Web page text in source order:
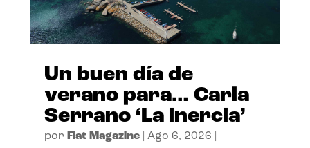
Un buen día de
verano para… Carla
Serrano ‘La inercia’
por Flat Magazine| Ago 6, 2026